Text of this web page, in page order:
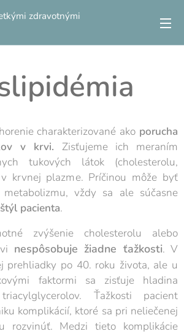
zdravotnými
charakterizované ako porucha
v krvi. Zisťujeme ich meraním
tukových látok (cholesterolu,
krvnej plazme. Príčinou môže byť
vždy sa ale súčasne
pacienta.
zvýšenie cholesterolu alebo
nespôsobuje žiadne ťažkosti. V
prehliadky po 40. roku života, ale u
faktormi sa zisťuje hladina
Ťažkosti pacient
komplikácií, ktoré sa pri neliečenej
rozvinúť. Medzi tieto komplikácie